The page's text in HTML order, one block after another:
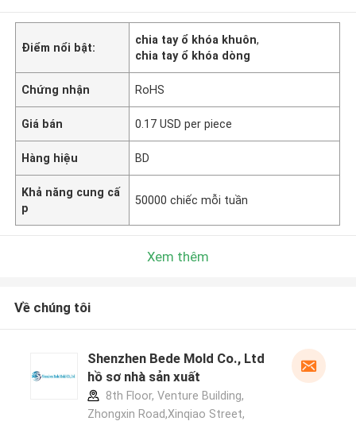
Điểm nổi bật:
chia tay ổ khóa khuôn,
chia tay ổ khóa dòng
Chứng nhận RoHS
Giá bán 0.17 USD per piece
Hàng hiệu BD
Khả năng cung cấ
p
50000 chiếc mỗi tuần
Xem thêm
Về chúng tôi
Shenzhen Bede Mold Co., Ltd
hồ sơ nhà sản xuất
8th Floor, Venture Building,
Zhongxin Road,Xinqiao Street,